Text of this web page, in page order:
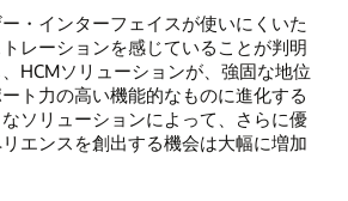
・インターフェイスが使いにくいた
レーションを感じていることが判明
HCMソリューションが、強固な地位
ト力の高い機能的なものに進化する
ソリューションによって、さらに優
エンスを創出する機会は大幅に増加